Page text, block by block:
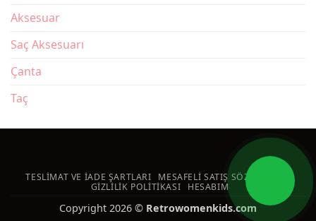
Aksesuar
Saç Aksesuarı
Çanta
Taç
TESLIMAT VE İADE ŞARTLARI
MESAFELI SATIŞ SÖZLEŞMESI
GIZLILIK POLITIKASI
HESABIM
Copyright 2026 © Retrowomenkids.com